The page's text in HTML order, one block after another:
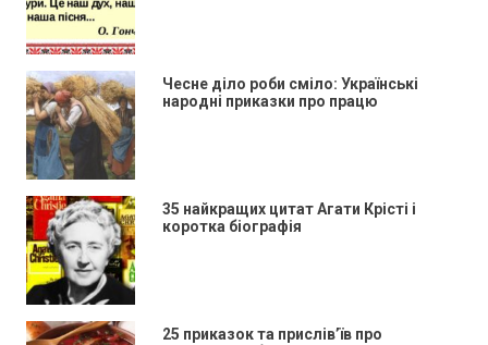
Чесне діло роби сміло: Українські
народні приказки про працю
35 найкращих цитат Агати Крісті і
коротка біографія
25 приказок та прислів’їв про